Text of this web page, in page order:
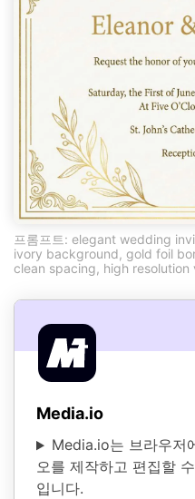
프롬프트: elegant wedding
ivory background, gold foil
clean spacing, high
Media.io
Media.io는 브라우저
오를 제작하고 편집할
입니다.